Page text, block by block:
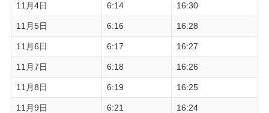
11月4日 6:14 16:30
11月5日 6:16 16:28
11月6日 6:17 16:27
11月7日 6:18 16:26
11月8日 6:19 16:25
11月9日 6:21 16:24